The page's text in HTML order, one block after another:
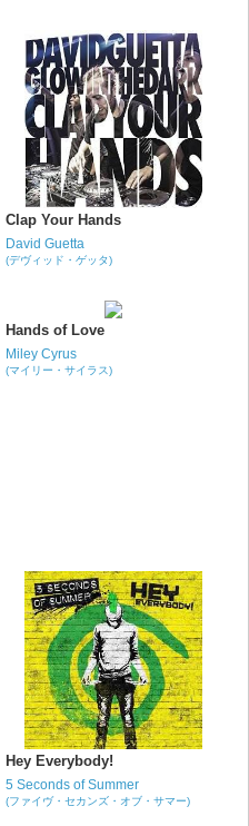
Clap Your Hands
David Guetta
(デヴィッド・ゲッタ)
Hands of Love
Miley Cyrus
(マイリー・サイラス)
Hey Everybody!
5 Seconds of Summer
(ファイヴ・セカンズ・オブ・サマー)